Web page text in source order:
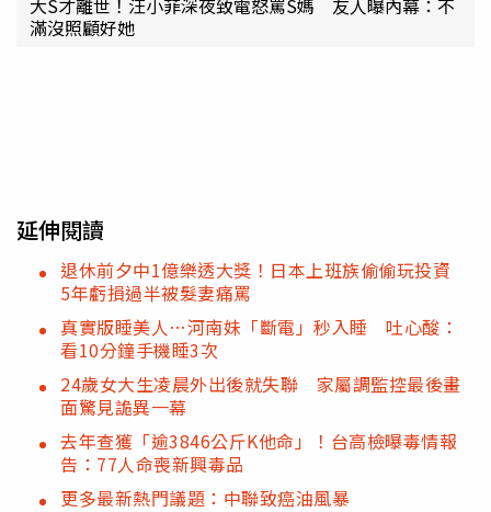
滿沒照顧好她
延伸閱讀
退休前夕中1億樂透大獎！日本上班族偷偷玩投資
5年虧損過半被髮妻痛罵
真實版睡美人…河南妹「斷電」秒入睡 吐心酸：
看10分鐘手機睡3次
24歲女大生凌晨外出後就失聯 家屬調監控最後畫
面驚見詭異一幕
去年查獲「逾3846公斤K他命」！台高檢曝毒情報
告：77人命喪新興毒品
更多最新熱門議題：中聯致癌油風暴